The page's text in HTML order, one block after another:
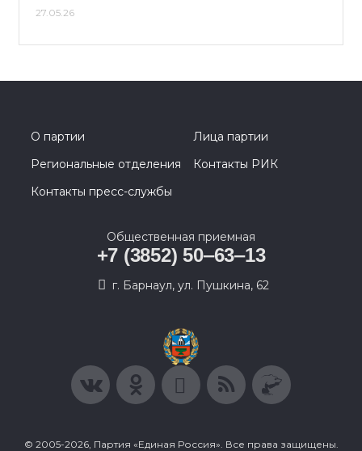
27.05.26
О партии
Лица партии
Региональные отделения
Контакты РИК
Контакты пресс-службы
Общественная приемная
+7 (3852) 50‒63‒13
г. Барнаул, ул. Пушкина, 62
© 2005-2026, Партия «Единая Россия». Все права защищены.